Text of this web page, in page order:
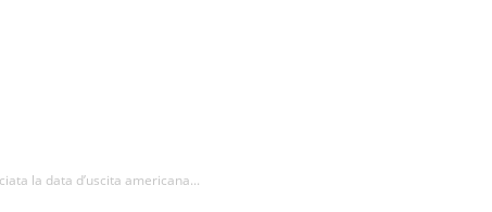
la data d’uscita americana...